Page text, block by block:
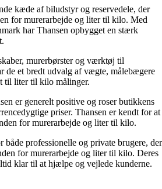
kæde af biludstyr og reservedele, der
for murerarbejde og liter til kilo. Med
har Thansen opbygget en stærk
murerbørster og værktøj til
de et bredt udvalg af vægte, målebægere
til liter til kilo målinger.
er generelt positive og roser butikkens
priser. Thansen er kendt for at
for murerarbejde og liter til kilo.
både professionelle og private brugere, der
for murerarbejde og liter til kilo. Deres
klar til at hjælpe og vejlede kunderne.